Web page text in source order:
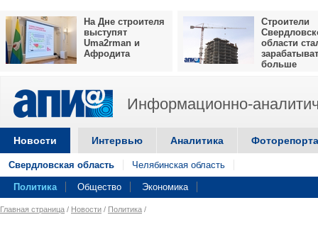
На Дне строителя
выступят
Uma2rman и
Афродита
Строители
области
больше
Информационно-
Новости Интервью Аналитика
Свердловская область Челябинская область
Политика Общество Экономика
Главная страница / Новости / Политика /